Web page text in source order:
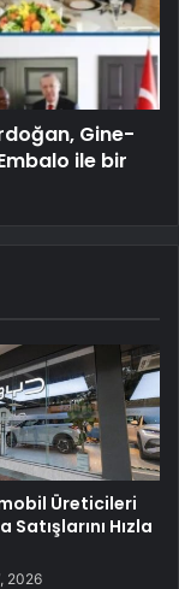
Gine-
ile bir
Üreticileri
Satışlarını Hızla
2026